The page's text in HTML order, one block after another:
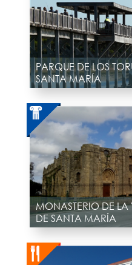
PARQUE DE LOS
SANTA MARÍA
MONASTERIO DE LA
DE SANTA MARÍA